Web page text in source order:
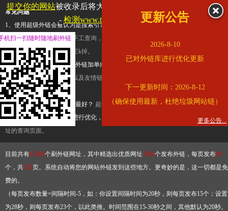
常见问题
1、使用超级外链会被认为是搜索引擎优化作弊吗？ 超级外链只是一个简便而集成
查询工具，模拟的是正常手工查询，不是作弊。如果是作弊，那您可以使用超级外
推广竞争对手的网址，让它k掉。
2、网站优化单纯依靠超级外链加单向链接可行吗？
链，需要结合普通的外链以及友情链接，您可以到站长论坛发布外链，到友情链接
台交换友情链接。
3、如何使用超级外链效果最好？ 超级外链不同于普通的外链，它是动态的链接，
有频繁使用超级外链工具进行优化，才能获得稳定的外链
，最终使搜索引擎收录带
址的查询页面。
目前共有13226个刷外链网址，其中精选出优质网址3324个发布外链，每页发布10
个，共333页。系统自动将您的网站外链发到这些地方。更奇妙的是，这一切都是免
费的。
（每页发布数量=间隔时间-5，如：你设置间隔时间为20秒，则每页发布15个；设置
为28秒，则每页发布23个，以此类推。时间范围在15-30秒之间，其他默认为20秒
提交你的网站被收录后将大幅提升流量和外链，
查看展示页面
- 检测www.tbqjx.com是否收录更新公告
2026-8-10
已对外链库进行优化更新
下一更新时间：2026-8-12
（确保使用最新，杜绝垃圾网站链）
更多公告...
机扫一扫随时随地刷外链